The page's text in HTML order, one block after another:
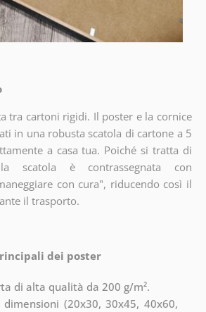
tra cartoni rigidi. Il poster e la cornice
in una robusta scatola di cartone a 5
a casa tua. Poiché si tratta di
scatola è contrassegnata con
con cura", riducendo così il
il trasporto.
dei poster
di alta qualità da 200 g/m².
(20x30, 30x45, 40x60,